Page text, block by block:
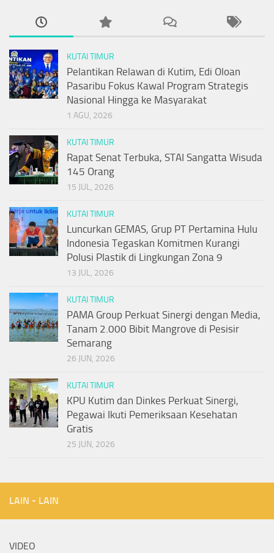
KUTAI TIMUR
Pelantikan Relawan di Kutim, Edi Oloan
Pasaribu Fokus Kawal Program Strategis
Nasional Hingga ke Masyarakat
1 AGU, 2026
KUTAI TIMUR
Rapat Senat Terbuka, STAI Sangatta Wisuda
145 Orang
15 JUL, 2026
KUTAI TIMUR
Luncurkan GEMAS, Grup PT Pertamina Hulu
Indonesia Tegaskan Komitmen Kurangi
Polusi Plastik di Lingkungan Zona 9
13 JUL, 2026
KUTAI TIMUR
PAMA Group Perkuat Sinergi dengan Media,
Tanam 2.000 Bibit Mangrove di Pesisir
Semarang
26 JUN, 2026
KUTAI TIMUR
KPU Kutim dan Dinkes Perkuat Sinergi,
Pegawai Ikuti Pemeriksaan Kesehatan
Gratis
25 JUN, 2026
LAIN - LAIN
VIDEO